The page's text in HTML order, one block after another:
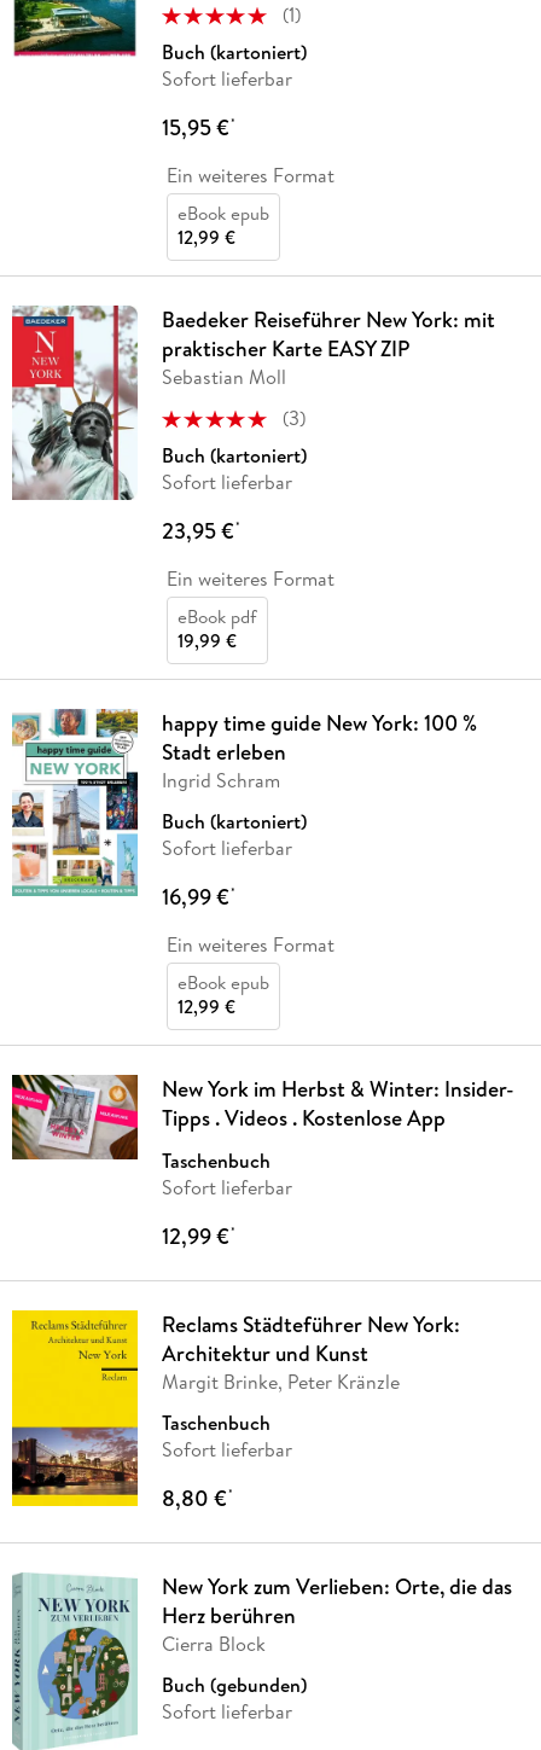
(1)
Buch (kartoniert)
Sofort lieferbar
15,95 €*
Ein weiteres Format
eBook epub
12,99 €
Baedeker Reiseführer New York: mit
praktischer Karte EASY ZIP
Sebastian Moll
(3)
Buch (kartoniert)
Sofort lieferbar
23,95 €*
Ein weiteres Format
eBook pdf
19,99 €
happy time guide New York: 100 %
Stadt erleben
Ingrid Schram
Buch (kartoniert)
Sofort lieferbar
16,99 €*
Ein weiteres Format
eBook epub
12,99 €
New York im Herbst & Winter: Insider-
Tipps . Videos . Kostenlose App
Taschenbuch
Sofort lieferbar
12,99 €*
Reclams Städteführer New York:
Architektur und Kunst
Margit Brinke, Peter Kränzle
Taschenbuch
Sofort lieferbar
8,80 €*
New York zum Verlieben: Orte, die das
Herz berühren
Cierra Block
Buch (gebunden)
Sofort lieferbar